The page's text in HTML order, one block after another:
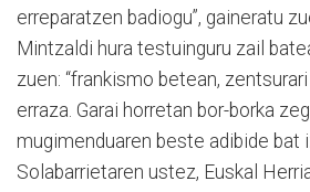
erreparatzen badiogu”, gaineratu
Mintzaldi hura testuinguru zail
zuen: “frankismo betean,
erraza. Garai horretan bor-borka
mugimenduaren beste adibide bat
Solabarrietaren ustez, Euskal